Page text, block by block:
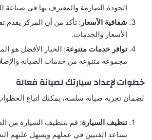
الجودة الصارمة والمعترف بها في صناعة
شفافية الأسعار : تأكد من أن المركز
الأسعار والخدمات.
توافر خدمات متنوعة: الخيار الأفضل هو
مجموعة متنوعة من خدمات الصيانة
خطوات لإعداد سيارتك لصيانة فعالة
لضمان تجربة صيانة سلسة، يمكنك اتباع الخطوات
تنظيف السيارة: قم بتنظيف السيارة من
يساعد الفنيين في عملهم ويسهل عليهم